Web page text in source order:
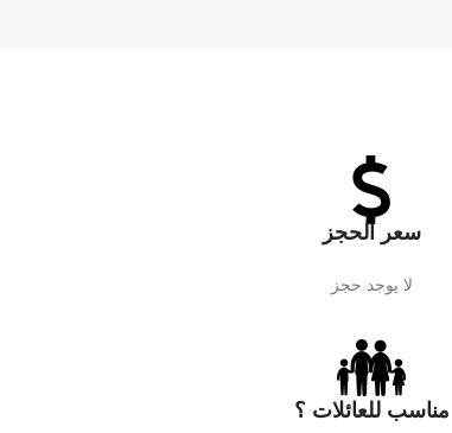
سعر الحجز
لا يوجد حجز
مناسب للعائلات ؟